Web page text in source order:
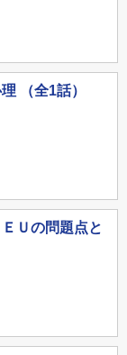
（全1話）
Ｕの問題点と